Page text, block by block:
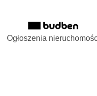
Ogłoszenia